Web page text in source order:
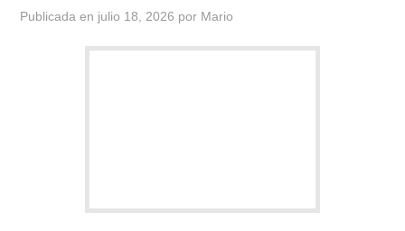
Publicada en julio 18, 2026 por Mario